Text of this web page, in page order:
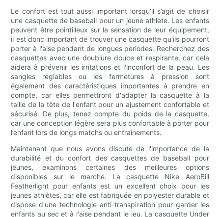
Le confort est tout aussi important lorsqu’il s’agit de choisir
une casquette de baseball pour un jeune athlète. Les enfants
peuvent être pointilleux sur la sensation de leur équipement,
il est donc important de trouver une casquette qu'ils pourront
porter à l'aise pendant de longues périodes. Recherchez des
casquettes avec une doublure douce et respirante, car cela
aidera à prévenir les irritations et l'inconfort de la peau. Les
sangles réglables ou les fermetures à pression sont
également des caractéristiques importantes à prendre en
compte, car elles permettront d'adapter la casquette à la
taille de la tête de l'enfant pour un ajustement confortable et
sécurisé. De plus, tenez compte du poids de la casquette,
car une conception légère sera plus confortable à porter pour
l’enfant lors de longs matchs ou entraînements.
Maintenant que nous avons discuté de l'importance de la
durabilité et du confort des casquettes de baseball pour
jeunes, examinons certaines des meilleures options
disponibles sur le marché. La casquette Nike AeroBill
Featherlight pour enfants est un excellent choix pour les
jeunes athlètes, car elle est fabriquée en polyester durable et
dispose d'une technologie anti-transpiration pour garder les
enfants au sec et à l'aise pendant le jeu. La casquette Under